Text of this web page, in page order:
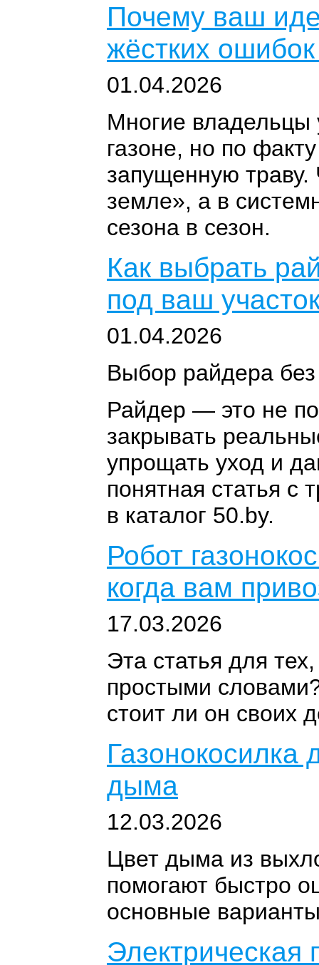
Почему ваш
жёстких
01.04.2026
Многие владельцы
газоне, но по
запущенную
земле», а в
сезона в сезон.
Как выбрать
под ваш
01.04.2026
Выбор райдера
Райдер — это не
закрывать
упрощать уход и
понятная статья
в каталог 50.by.
Робот
когда вам
17.03.2026
Эта статья для
простыми
стоит ли он своих
Газонокосилка
дыма
12.03.2026
Цвет дыма из
помогают быстро
основные
Электрическая